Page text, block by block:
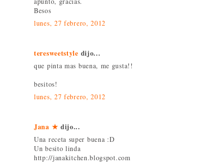
Besos
lunes, 27 febrero, 2012
teresweetstyle dijo...
que pinta mas buena, me gusta!!
besitos!
lunes, 27 febrero, 2012
Jana ★ dijo...
Una receta super buena :D
Un besito linda
http://janakitchen.blogspot.com